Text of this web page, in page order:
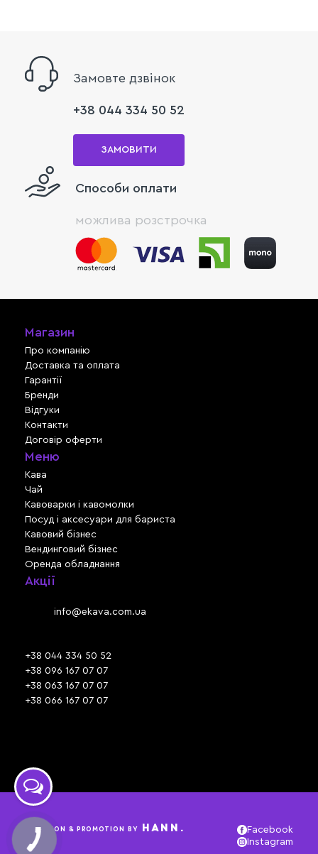
Замовте дзвінок
+38 044 334 50 52
ЗАМОВИТИ
Способи оплати
можлива розстрочка
Магазин
Про компанію
Доставка та оплата
Гарантії
Бренди
Відгуки
Контакти
Договір оферти
Меню
Кава
Чай
Кавоварки і кавомолки
Посуд і аксесуари для бариста
Кавовий бізнес
Вендинговий бізнес
Оренда обладнання
Акції
info@ekava.com.ua
+38 044 334 50 52
+38 096 167 07 07
+38 063 167 07 07
+38 066 167 07 07
CREATION & PROMOTION BY HANN.
Facebook
Instagram